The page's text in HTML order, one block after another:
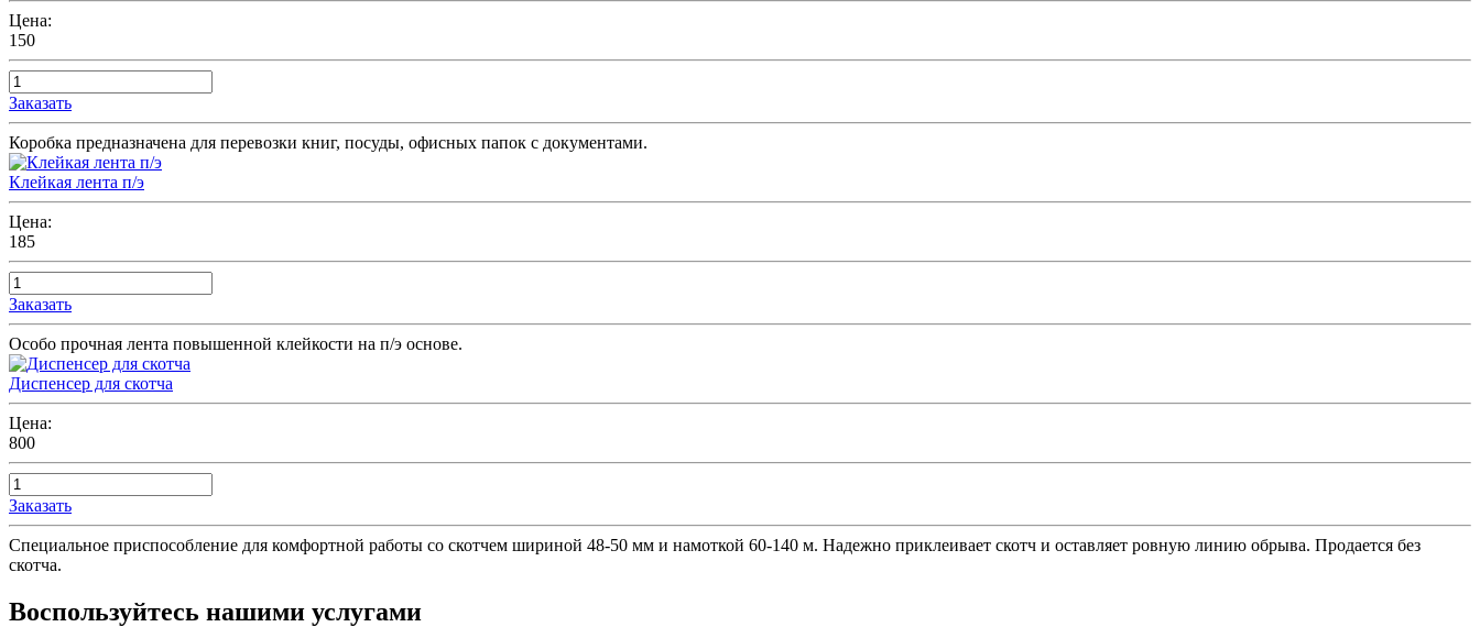
Цена:
150
Заказать
Коробка предназначена для перевозки книг, посуды, офисных папок с документами.
Клейкая лента п/э
Цена:
185
Заказать
Особо прочная лента повышенной клейкости на п/э основе.
Диспенсер для скотча
Цена:
800
Заказать
Специальное приспособление для комфортной работы со скотчем шириной 48-50 мм и намоткой 60-140 м. Надежно приклеивает скотч и оставляет ровную линию обрыва. Продается без
скотча.
Воспользуйтесь нашими услугами